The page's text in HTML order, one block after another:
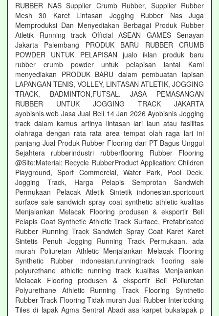
RUBBER NAS Supplier Crumb Rubber, Supplier Rubber
Mesh 30 Karet Lintasan Jogging Rubber Nas Juga
Memproduksi Dan Menyediakan Berbagai Produk Rubber
Atletik Running track Official ASEAN GAMES Senayan
Jakarta Palembang PRODUK BARU RUBBER CRUMB
POWDER UNTUK PELAPISAN jualo iklan produk baru
rubber crumb powder untuk pelapisan lantai Kami
menyediakan PRODUK BARU dalam pembuatan lapisan
LAPANGAN TENIS, VOLLEY, LINTASAN ATLETIK, JOGGING
TRACK, BADMINTON,FUTSAL. JASA PEMASANGAN
RUBBER UNTUK JOGGING TRACK JAKARTA
ayobisnis.web Jasa Jual Beli 14 Jan 2026 Ayobisnis Jogging
track dalam kamus artinya lintasan lari laun atau fasilitas
olahraga dengan rata rata area tempat olah raga lari ini
panjang Jual Produk Rubber Flooring dari PT Bagus Unggul
Sejahtera rubberindustri rubberflooring Rubber Flooring
@Site:Material: Recycle RubberProduct Application: Children
Playground, Sport Commercial, Water Park, Pool Deck,
Jogging Track, Harga Pelapis Semprotan Sandwich
Permukaan Pelacak Atletik Sintetik indonesian.sportcourt
surface sale sandwich spray coat synthetic athletic kualitas
Menjalankan Melacak Flooring produsen & eksportir Beli
Pelapis Coat Synthetic Athletic Track Surface, Prefabricated
Rubber Running Track Sandwich Spray Coat Karet Karet
Sintetis Penuh Jogging Running Track Permukaan. ada
murah Poliuretan Athletic Menjalankan Melacak Flooring
Synthetic Rubber indonesian.runningtrack flooring sale
polyurethane athletic running track kualitas Menjalankan
Melacak Flooring produsen & eksportir Beli Poliuretan
Polyurethane Athletic Running Track Flooring Synthetic
Rubber Track Flooring Tidak murah Jual Rubber Interlocking
Tiles di lapak Agma Sentral Abadi asa karpet bukalapak p